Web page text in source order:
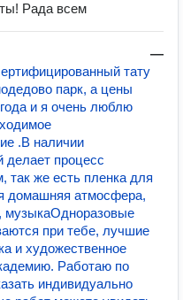
Рада всем
—
тату
парк, а цены
и я очень люблю
.В наличии
процесс
же есть пленка для
домашняя атмосфера,
музыкаОдноразовые
при тебе, лучшие
и художественное
Работаю по
индивидуально